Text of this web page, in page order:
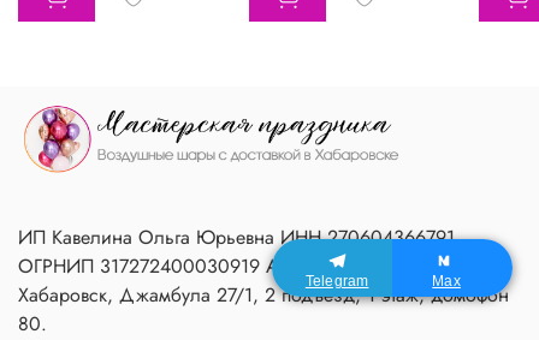
ИП Кавелина Ольга Юрьевна ИНН 270604366791
ОГРНИП 317272400030919 Адрес Мастерской:
Хабаровск, Джамбула 27/1, 2 подъезд, 1 этаж, домофон
80.
Telegram Max